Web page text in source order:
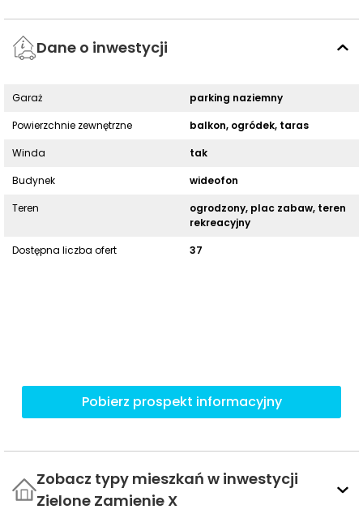
Dane o inwestycji
Garaż
parking naziemny
Powierzchnie zewnętrzne
balkon, ogródek, taras
Winda
tak
Budynek
wideofon
Teren
ogrodzony, plac zabaw, teren
rekreacyjny
Dostępna liczba ofert
37
Pobierz prospekt informacyjny
Zobacz typy mieszkań w inwestycji
Zielone Zamienie X